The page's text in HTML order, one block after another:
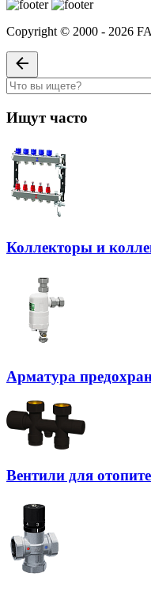
Copyright © 2000 - 2026
Ищут часто
Коллекторы и
Арматура
Вентили для